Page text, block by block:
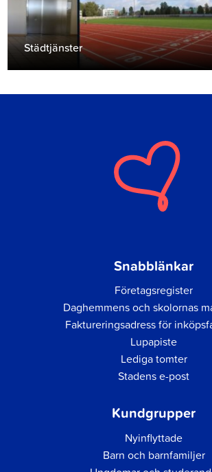
Städtjänster
Snabblänkar
Företagsregister
Daghemmens och skolornas
Faktureringsadress för
Lupapiste
Lediga tomter
Stadens e-post
Kundgrupper
Nyinflyttade
Barn och barnfamiljer